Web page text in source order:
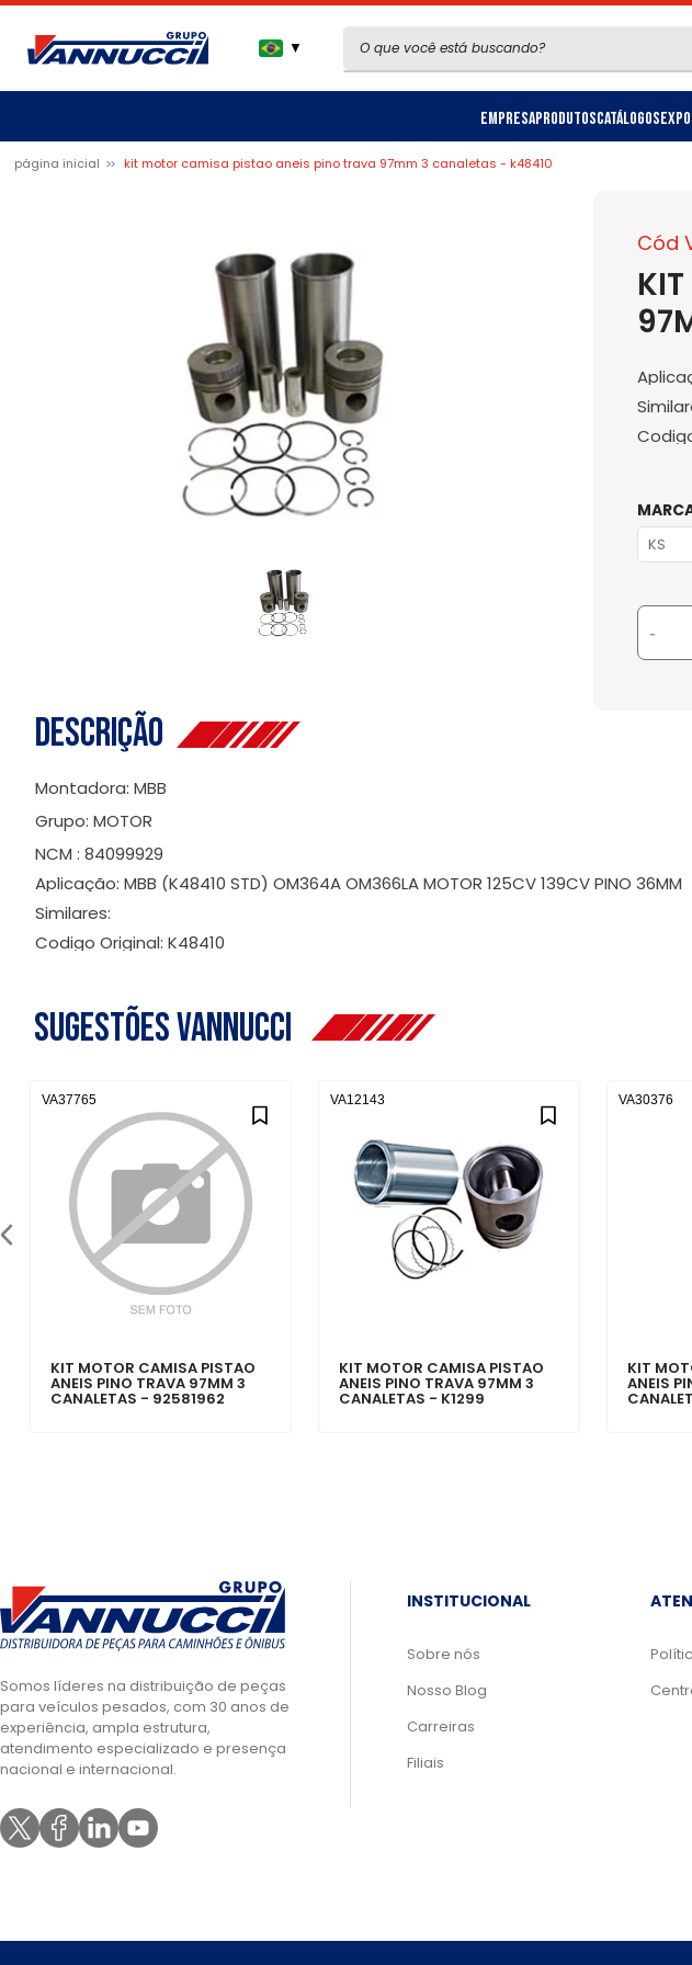
▼
EmpresaProdutosCatálogos
página inicial kit motor camisa pistao aneis pino trava 97mm 3 canaletas - k48410
Cód
-
Descrição
Montadora: MBB
Grupo: MOTOR
NCM : 84099929
Aplicação: MBB (K48410 STD) OM364A OM366LA MOTOR 125CV 139CV PINO 36MM
Similares:
Codigo Original: K48410
Sugestões Vannucci
KIT MOTOR CAMISA PISTAO
ANEIS PINO TRAVA 97MM 3
CANALETAS - 92581962
VA37765
KIT MOTOR CAMISA PISTAO
ANEIS PINO TRAVA 97MM 3
CANALETAS - K1299
VA12143
KIT
ANEIS
VA30376
Somos líderes na distribuição de peças
para veículos pesados, com 30 anos de
experiência, ampla estrutura,
atendimento especializado e presença
nacional e internacional.
INSTITUCIONAL
Sobre nós
Nosso Blog
Carreiras
Filiais